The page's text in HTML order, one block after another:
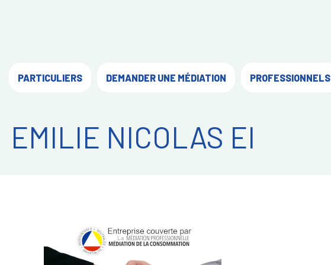
PARTICULIERS DEMANDER UNE MÉDIATION PROFESSIONNELS
EMILIE NICOLAS EI